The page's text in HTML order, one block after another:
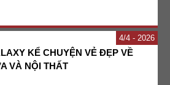
4 4 - 2026
KỂ CHUYỆN VẺ ĐẸP VỀ
VÀ NỘI THẤT